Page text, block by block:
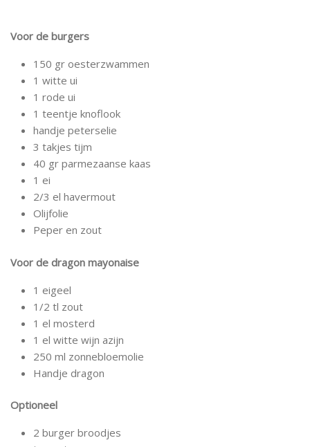
Voor de burgers
150 gr oesterzwammen
1 witte ui
1 rode ui
1 teentje knoflook
handje peterselie
3 takjes tijm
40 gr parmezaanse kaas
1 ei
2/3 el havermout
Olijfolie
Peper en zout
Voor de dragon mayonaise
1 eigeel
1/2 tl zout
1 el mosterd
1 el witte wijn azijn
250 ml zonnebloemolie
Handje dragon
Optioneel
2 burger broodjes